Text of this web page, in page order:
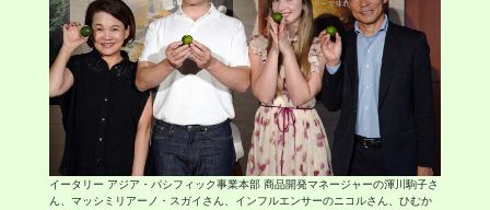
イータリー アジア・パシフィック事業本部 商品開発マネージャーの渾川駒子さ
ん、マッシミリアーノ・スガイさん、インフルエンサーのニコルさん、ひむか
農園 内山雅仁代表